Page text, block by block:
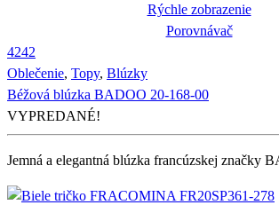
Rýchle zobrazenie
Porovnávač
4242
Oblečenie, Topy, Blúzky
Béžová blúzka BADOO 20-168-00
VYPREDANÉ!
Jemná a elegantná blúzka francúzskej značky